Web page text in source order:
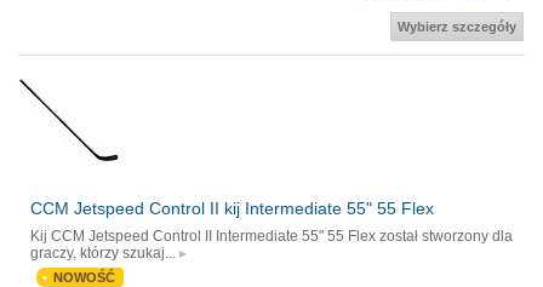
Wybierz szczegóły
CCM Jetspeed Control II kij Intermediate 55" 55 Flex
Kij CCM Jetspeed Control II Intermediate 55" 55 Flex został stworzony dla
graczy, którzy szukaj...
NOWOŚĆ